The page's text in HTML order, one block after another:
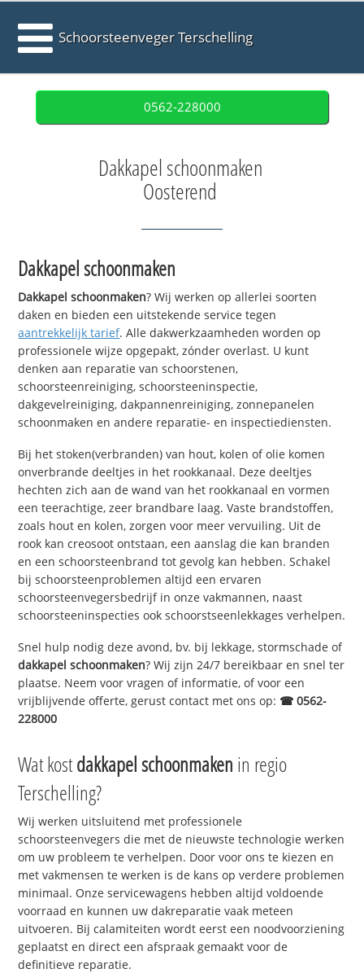
Schoorsteenveger Terschelling
0562-228000
Dakkapel schoonmaken
Oosterend
Dakkapel schoonmaken
Dakkapel schoonmaken? Wij werken op allerlei soorten
daken en bieden een uitstekende service tegen
aantrekkelijk tarief. Alle dakwerkzaamheden worden op
professionele wijze opgepakt, zónder overlast. U kunt
denken aan reparatie van schoorstenen,
schoorsteenreiniging, schoorsteeninspectie,
dakgevelreiniging, dakpannenreiniging, zonnepanelen
schoonmaken en andere reparatie- en inspectiediensten.
Bij het stoken(verbranden) van hout, kolen of olie komen
onverbrande deeltjes in het rookkanaal. Deze deeltjes
hechten zich aan de wand van het rookkanaal en vormen
een teerachtige, zeer brandbare laag. Vaste brandstoffen,
zoals hout en kolen, zorgen voor meer vervuiling. Uit de
rook kan creosoot ontstaan, een aanslag die kan branden
en een schoorsteenbrand tot gevolg kan hebben. Schakel
bij schoorsteenproblemen altijd een ervaren
schoorsteenvegersbedrijf in onze vakmannen, naast
schoorsteeninspecties ook schoorstseenlekkages verhelpen.
Snel hulp nodig deze avond, bv. bij lekkage, stormschade of
dakkapel schoonmaken? Wij zijn 24/7 bereikbaar en snel ter
plaatse. Neem voor vragen of informatie, of voor een
vrijblijvende offerte, gerust contact met ons op: ☎ 0562-
228000
Wat kostdakkapel schoonmaken in regio
Terschelling?
Wij werken uitsluitend met professionele
schoorsteenvegers die met de nieuwste technologie werken
om uw probleem te verhelpen. Door voor ons te kiezen en
met vakmensen te werken is de kans op verdere problemen
minimaal. Onze servicewagens hebben altijd voldoende
voorraad en kunnen uw dakreparatie vaak meteen
uitvoeren. Bij calamiteiten wordt eerst een noodvoorziening
geplaatst en direct een afspraak gemaakt voor de
definitieve reparatie.